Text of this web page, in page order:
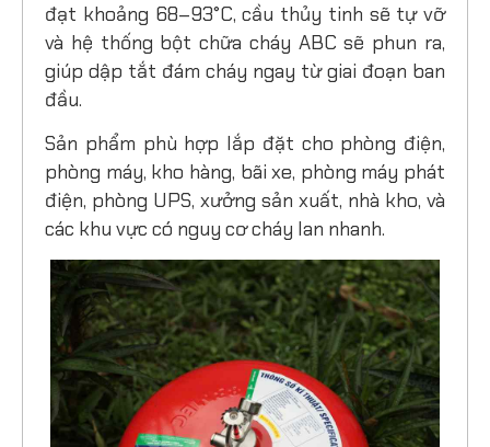
đạt khoảng 68–93°C, cầu thủy tinh sẽ tự vỡ
và hệ thống bột chữa cháy ABC sẽ phun ra,
giúp dập tắt đám cháy ngay từ giai đoạn ban
đầu.
Sản phẩm phù hợp lắp đặt cho phòng điện,
phòng máy, kho hàng, bãi xe, phòng máy phát
điện, phòng UPS, xưởng sản xuất, nhà kho, và
các khu vực có nguy cơ cháy lan nhanh.